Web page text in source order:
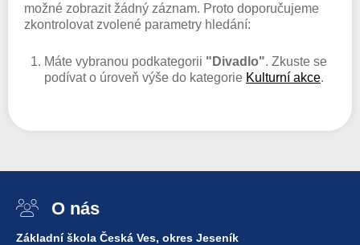
možné zobrazit žádný záznam. Proto doporučujeme
zkontrolovat zvolené parametry hledání:
Máte vybranou podkategorii "Divadlo". Zkuste se
podívat o úroveň výše do kategorie Kulturní akce.
O nás
Základní škola Česká Ves, okres Jeseník